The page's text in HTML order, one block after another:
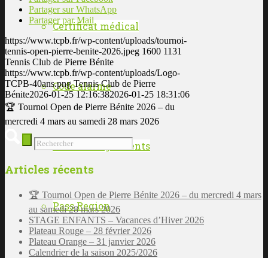
Certificat médical
Code alarme
Mode de règlements
Pass Region
Partager sur WhatsApp
Partager par Mail
https://www.tcpb.fr/wp-content/uploads/tournoi-
tennis-open-pierre-benite-2026.jpeg 1600 1131
Tennis Club de Pierre Bénite
https://www.tcpb.fr/wp-content/uploads/Logo-
TCPB-40ans.png Tennis Club de Pierre
Bénite2026-01-25 12:16:382026-01-25 18:31:06
🏆 Tournoi Open de Pierre Bénite 2026 – du
mercredi 4 mars au samedi 28 mars 2026
Articles récents
🏆 Tournoi Open de Pierre Bénite 2026 – du mercredi 4 mars
au samedi 28 mars 2026
STAGE ENFANTS – Vacances d’Hiver 2026
Plateau Rouge – 28 février 2026
Plateau Orange – 31 janvier 2026
Calendrier de la saison 2025/2026